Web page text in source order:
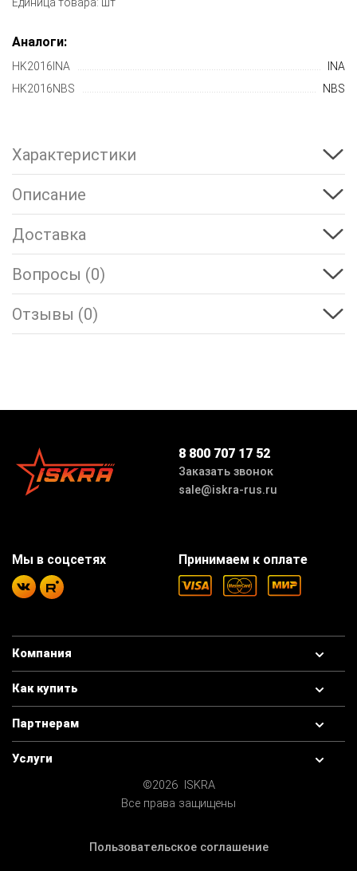
Аналоги:
HK2016INA
INA
HK2016NBS
NBS
Характеристики
Описание
Доставка
Вопросы (0)
Отзывы (0)
8 800 707 17 52
Заказать звонок
sale@iskra-rus.ru
Компания
Как купить
Партнерам
Услуги
©2026 ISKRA
Все права защищены
Пользовательское соглашение
Принимаем к оплате
Мы в соцсетях